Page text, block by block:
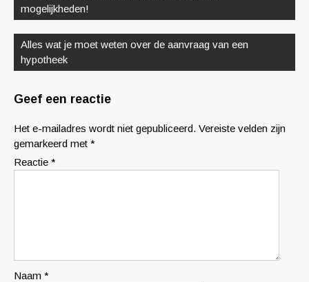
mogelijkheden!
Alles wat je moet weten over de aanvraag van een
hypotheek
Geef een reactie
Het e-mailadres wordt niet gepubliceerd. Vereiste velden zijn
gemarkeerd met *
Reactie *
Naam *